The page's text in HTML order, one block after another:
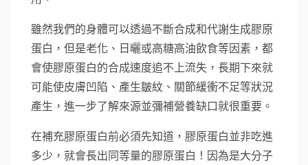
雖然我們的身體可以透過不斷合成和代謝生成膠原
蛋白，但是老化、日曬或高糖高油飲食等因素，都
會使膠原蛋白的合成速度追不上流失，長期下來就
可能使皮膚凹陷、產生皺紋、關節緩衝不足等狀況
產生，進一步了解來源並彌補營養缺口就很重要。
在補充膠原蛋白前必須先知道，膠原蛋白並非吃進
多少，就會長出同等量的膠原蛋白！因為是大分子